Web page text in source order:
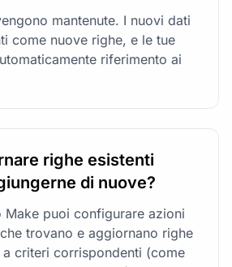
mantenute. I nuovi dati
come nuove righe, e le tue
riferimento ai
righe esistenti
di nuove?
Make puoi configurare azioni
trovano e aggiornano righe
a criteri corrispondenti (come